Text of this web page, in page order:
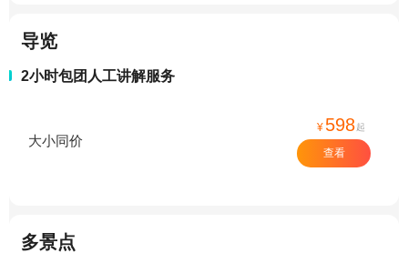
导览
2小时包团人工讲解服务
大小同价
¥ 598起
查看
多景点